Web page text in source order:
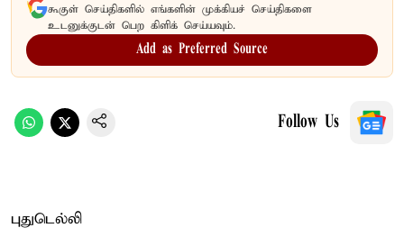
கூகுள் செய்திகளில் எங்களின் முக்கியச் செய்திகளை
உடனுக்குடன் பெற கிளிக் செய்யவும்.
Add as Preferred Source
Follow Us
புதுடெல்லி